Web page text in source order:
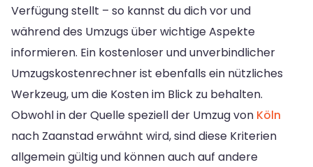
Verfügung stellt – so kannst du dich vor und
während des Umzugs über wichtige Aspekte
informieren. Ein kostenloser und unverbindlicher
Umzugskostenrechner ist ebenfalls ein nützliches
Werkzeug, um die Kosten im Blick zu behalten.
Obwohl in der Quelle speziell der Umzug von Köln
nach Zaanstad erwähnt wird, sind diese Kriterien
allgemein gültig und können auch auf andere